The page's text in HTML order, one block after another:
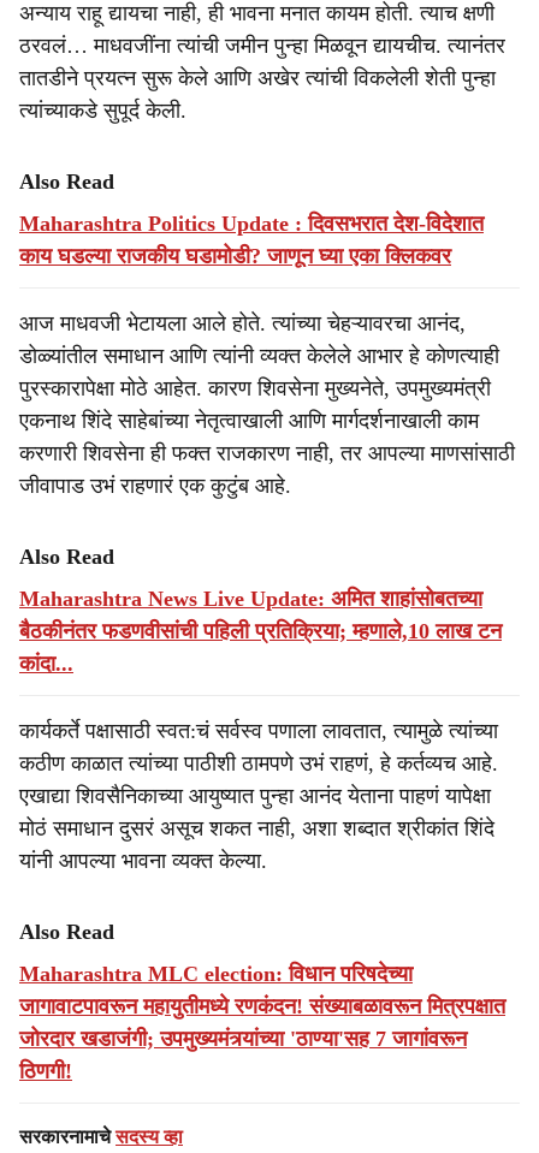
अन्याय राहू द्यायचा नाही, ही भावना मनात कायम होती. त्याच क्षणी
ठरवलं… माधवजींना त्यांची जमीन पुन्हा मिळवून द्यायचीच. त्यानंतर
तातडीने प्रयत्न सुरू केले आणि अखेर त्यांची विकलेली शेती पुन्हा
त्यांच्याकडे सुपूर्द केली.
Also Read
Maharashtra Politics Update : दिवसभरात देश-विदेशात
काय घडल्या राजकीय घडामोडी? जाणून घ्या एका क्लिकवर
आज माधवजी भेटायला आले होते. त्यांच्या चेहऱ्यावरचा आनंद,
डोळ्यांतील समाधान आणि त्यांनी व्यक्त केलेले आभार हे कोणत्याही
पुरस्कारापेक्षा मोठे आहेत. कारण शिवसेना मुख्यनेते, उपमुख्यमंत्री
एकनाथ शिंदे साहेबांच्या नेतृत्वाखाली आणि मार्गदर्शनाखाली काम
करणारी शिवसेना ही फक्त राजकारण नाही, तर आपल्या माणसांसाठी
जीवापाड उभं राहणारं एक कुटुंब आहे.
Also Read
Maharashtra News Live Update: अमित शाहांसोबतच्या
बैठकीनंतर फडणवीसांची पहिली प्रतिक्रिया; म्हणाले,10 लाख टन
कांदा...
कार्यकर्ते पक्षासाठी स्वत:चं सर्वस्व पणाला लावतात, त्यामुळे त्यांच्या
कठीण काळात त्यांच्या पाठीशी ठामपणे उभं राहणं, हे कर्तव्यच आहे.
एखाद्या शिवसैनिकाच्या आयुष्यात पुन्हा आनंद येताना पाहणं यापेक्षा
मोठं समाधान दुसरं असूच शकत नाही, अशा शब्दात श्रीकांत शिंदे
यांनी आपल्या भावना व्यक्त केल्या.
Also Read
Maharashtra MLC election: विधान परिषदेच्या
जागावाटपावरून महायुतीमध्ये रणकंदन! संख्याबळावरून मित्रपक्षात
जोरदार खडाजंगी; उपमुख्यमंत्र्यांच्या 'ठाण्या'सह 7 जागांवरून
ठिणगी!
सरकारनामाचेसदस्य व्हा